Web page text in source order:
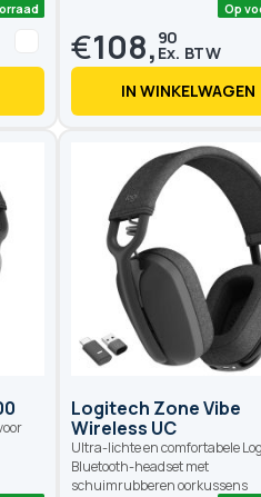
Op voorraad
€108, 90
IN WINKELWAGEN
Logitech Zone Vibe
Wireless UC
Ultra-lichte en comfortabele
Bluetooth-headset met
schuimrubberen oorkussens